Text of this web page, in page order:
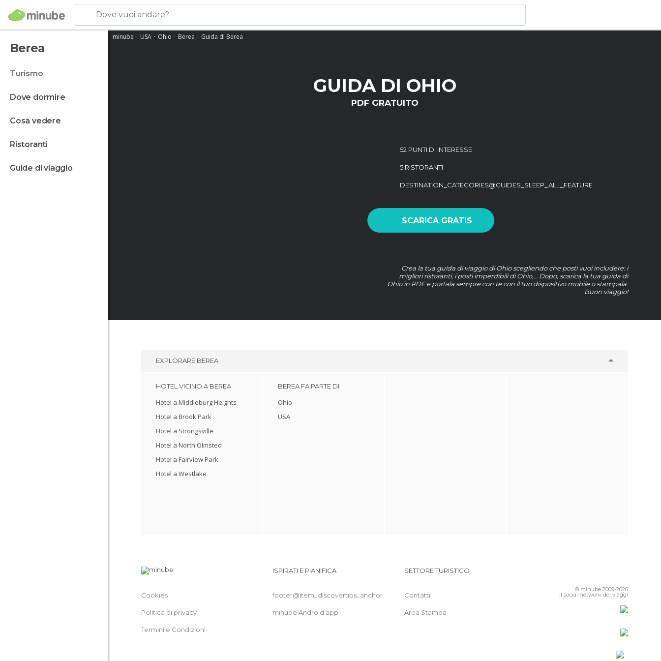
Dove vuoi andare?
Berea
turismo
dove dormire
cosa vedere
ristoranti
guide di viaggio
minube USA Ohio Berea Guida di Berea
GUIDA DI OHIO
PDF GRATUITO
52 PUNTI DI INTERESSE
5 RISTORANTI
DESTINATION_CATEGORIES@GUIDES_SLEEP_ALL_FEATURE
SCARICA GRATIS
Crea la tua guida di viaggio di Ohio scegliendo che posti vuoi includere: i
migliori ristoranti, i posti imperdibili di Ohio,… Dopo, scarica la tua guida di
Ohio in PDF e portala sempre con te con il tuo dispositivo mobile o stampala.
Buon viaggio!
EXPLORARE BEREA
HOTEL VICINO A BEREA
Hotel a Middleburg Heights
Hotel a Brook Park
Hotel a Strongsville
Hotel a North Olmsted
Hotel a Fairview Park
Hotel a Westlake
BEREA FA PARTE DI
Ohio
USA
Cookies
Politica di privacy
Termini e Condizioni
ISPIRATI E PIANIFICA
footer@item_discovertips_anchor
minube Android app
SETTORE TURISTICO
Contatti
Area Stampa
© minube 2009-2026
il social network dei viaggi